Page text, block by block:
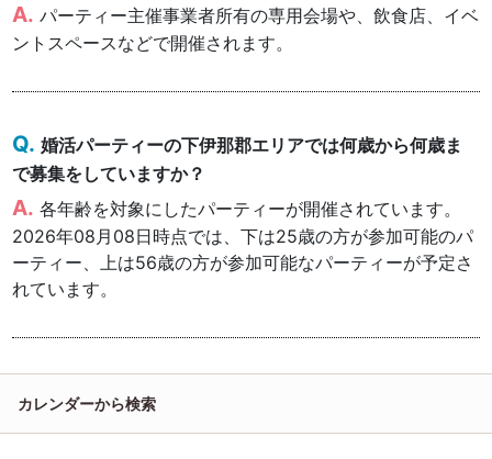
パーティー主催事業者所有の専用会場や、飲食店、イベ
ントスペースなどで開催されます。
婚活パーティーの下伊那郡エリアでは何歳から何歳ま
で募集をしていますか？
各年齢を対象にしたパーティーが開催されています。
2026年08月08日時点では、下は25歳の方が参加可能のパ
ーティー、上は56歳の方が参加可能なパーティーが予定さ
れています。
カレンダーから検索